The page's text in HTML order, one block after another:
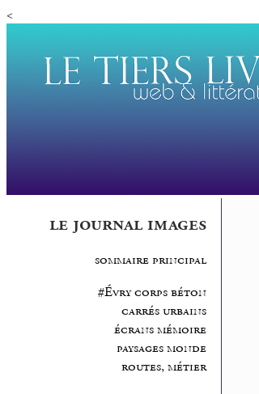
<
le journal images
sommaire principal
#Évry corps béton
carrés urbains
écrans mémoire
paysages monde
routes, métier